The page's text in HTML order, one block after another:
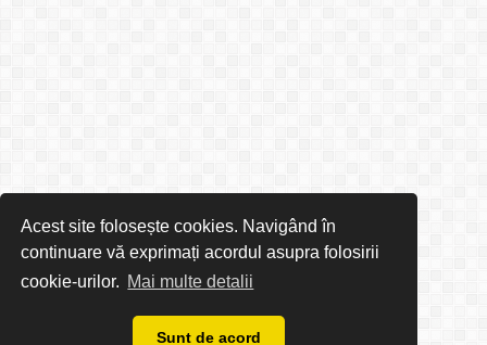
Acest site folosește cookies. Navigând în
continuare vă exprimați acordul asupra folosirii
cookie-urilor. Mai multe detalii
Sunt de acord